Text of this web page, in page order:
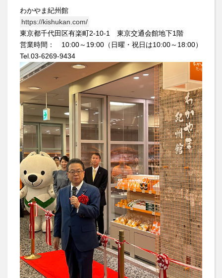
わかやま紀州館
https://kishukan.com/
東京都千代田区有楽町2-10-1 東京交通会館地下1階
営業時間： 10:00～19:00（日曜・祝日は10:00～18:00）
Tel.03-6269-9434